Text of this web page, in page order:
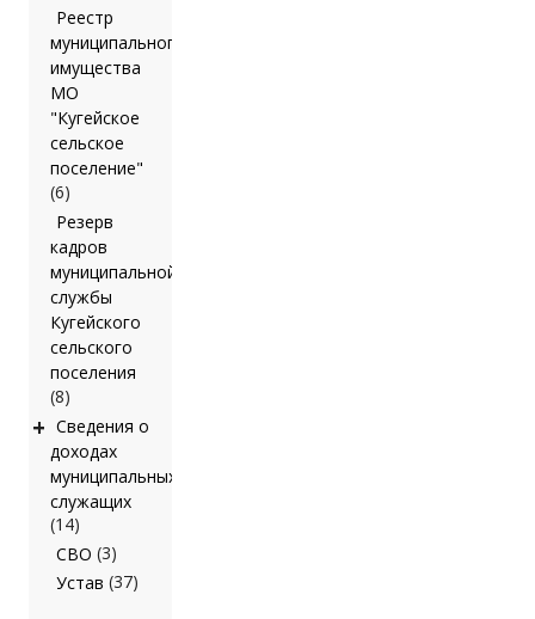
Реестр
муниципального
имущества
МО
"Кугейское
сельское
поселение"
(6)
Резерв
кадров
муниципальной
службы
Кугейского
сельского
поселения
(8)
+ Сведения о
доходах
муниципальных
служащих
(14)
СВО (3)
Устав (37)